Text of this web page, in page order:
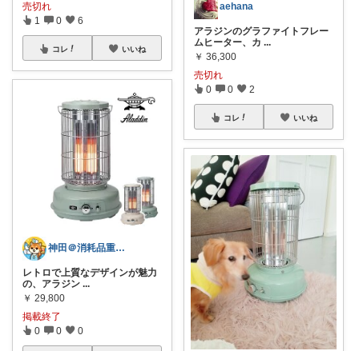
売切れ
1 0 6
コレ いいね
神田＠消耗品重視 お買い上げ感謝です
レトロで上質なデザインが魅力
の、アラジン ...
￥ 29,800
掲載終了
0 0 0
aehana
アラジンのグラファイトフレー
ムヒーター、カ ...
￥ 36,300
売切れ
0 0 2
コレ いいね